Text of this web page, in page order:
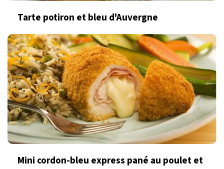
Tarte potiron et bleu d'Auvergne
Mini cordon-bleu express pané au poulet et